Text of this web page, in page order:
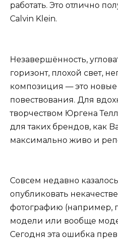
работать. Это отлично
Calvin Klein.
Незавершённость,
горизонт, плохой свет,
композиция — это новые
повествования. Для
творчеством Юргена
для таких брендов, как
максимально живо и
Совсем недавно
опубликовать
фотографию (например,
модели или вообще
Сегодня эта ошибка